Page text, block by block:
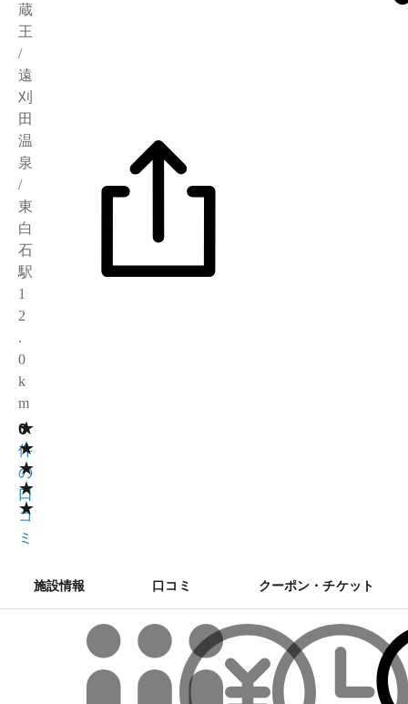
蔵
王
/
遠
刈
田
温
泉
/
東
白
石
駅
1
2
.
0
k
m
★
★
★
★
★
0
0
件
の
口
コ
ミ
施設情報 口コミ クーポン・チケット